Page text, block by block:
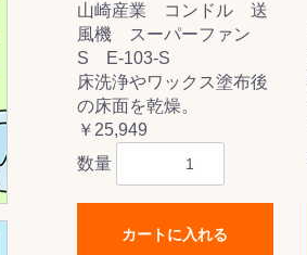
山崎産業 コンドル 送
風機 スーパーファン
S E-103-S
床洗浄やワックス塗布後
の床面を乾燥。
￥25,949
数量
カートに入れる